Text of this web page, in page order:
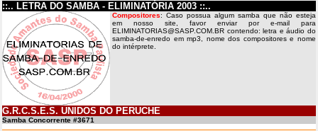
::.. LETRA DO SAMBA - ELIMINATÓRIA 2003 ::..
Compositores: Caso possua algum samba que não esteja
em nosso site, favor enviar por e-mail para
ELIMINATORIAS@SASP.COM.BR contendo: letra e áudio do
samba-de-enredo em mp3, nome dos compositores e nome
do intérprete.
G.R.C.S.E.S. UNIDOS DO PERUCHE
Samba Concorrente #3671